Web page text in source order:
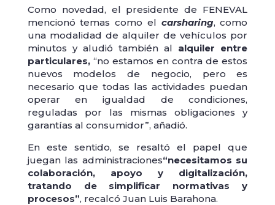
Como novedad, el presidente de FENEVAL
mencionó temas como el carsharing, como
una modalidad de alquiler de vehículos por
minutos y aludió también al alquiler entre
particulares, “no estamos en contra de estos
nuevos modelos de negocio, pero es
necesario que todas las actividades puedan
operar en igualdad de condiciones,
reguladas por las mismas obligaciones y
garantías al consumidor”, añadió.
En este sentido, se resaltó el papel que
juegan las administraciones“necesitamos su
colaboración, apoyo y digitalización,
tratando de simplificar normativas y
procesos”, recalcó Juan Luis Barahona.